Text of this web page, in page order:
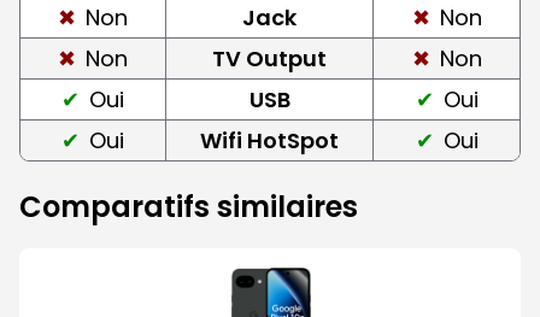
Non
Jack
Non
Non
TV Output
Non
Oui
USB
Oui
Oui
Wifi HotSpot Oui
Comparatifs similaires